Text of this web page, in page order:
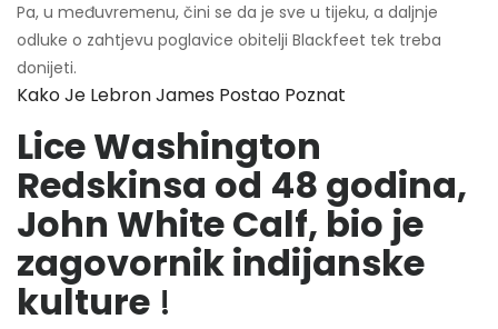
Pa, u međuvremenu, čini se da je sve u tijeku, a daljnje
odluke o zahtjevu poglavice obitelji Blackfeet tek treba
donijeti.
Kako Je Lebron James Postao Poznat
Lice Washington
Redskinsa od 48 godina,
John White Calf, bio je
zagovornik indijanske
kulture !